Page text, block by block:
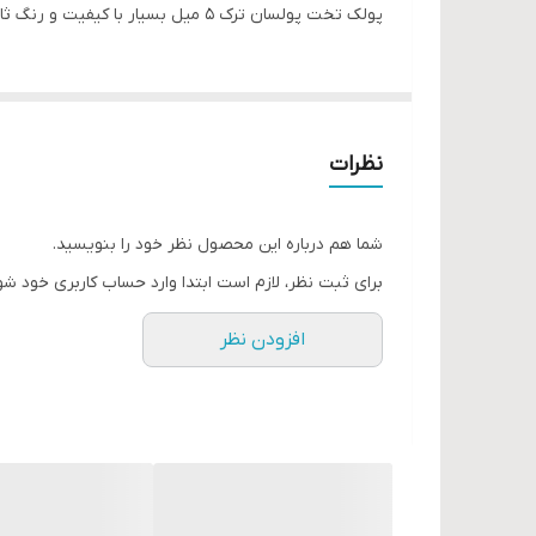
پولک تخت پولسان ترک ۵ میل بسیار با کیفیت و رنگ ثابت
نظرات
شما هم درباره این محصول نظر خود را بنویسید.
برای ثبت نظر، لازم است ابتدا وارد حساب کاربری خود
افزودن نظر